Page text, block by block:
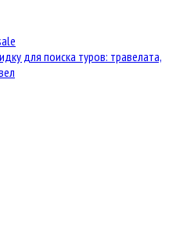
для поиска туров: травелата,